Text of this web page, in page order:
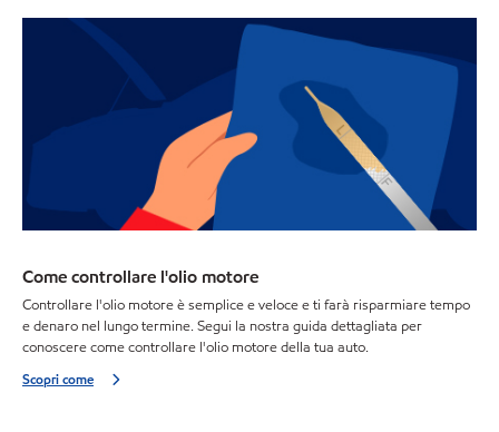
Come controllare l'olio motore
Controllare l'olio motore è semplice e veloce e ti farà risparmiare tempo
e denaro nel lungo termine. Segui la nostra guida dettagliata per
conoscere come controllare l'olio motore della tua auto.
Scopri come